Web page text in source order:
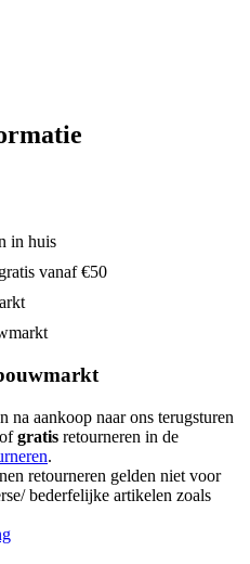
in huis
vanaf €50
na aankoop naar ons terugsturen
gratis retourneren in de
.
retourneren gelden niet voor
bederfelijke artikelen zoals